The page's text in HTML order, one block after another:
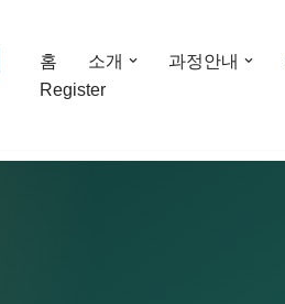
홈 소개 과정안내
Register